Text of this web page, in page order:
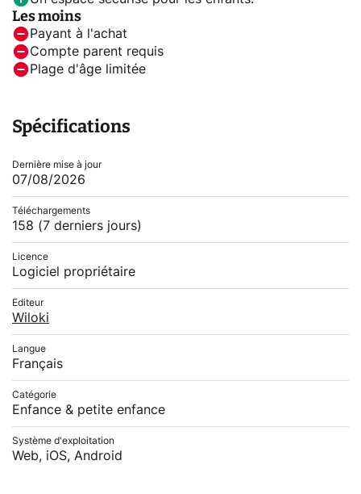
Les moins
Payant à l'achat
Compte parent requis
Plage d'âge limitée
Spécifications
Dernière mise à jour
07/08/2026
Téléchargements
158 (7 derniers jours)
Licence
Logiciel propriétaire
Editeur
Wiloki
Langue
Français
Catégorie
Enfance & petite enfance
Système d'exploitation
Web, iOS, Android